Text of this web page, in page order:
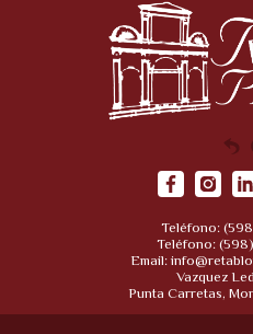
Teléfono:
Teléfono:
Email:
Vazquez
Punta Carretas,